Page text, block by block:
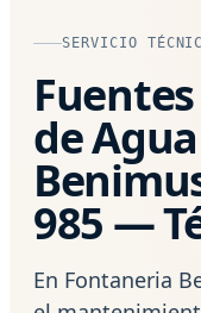
SERVICIO
de
985 —
En Fontaneria